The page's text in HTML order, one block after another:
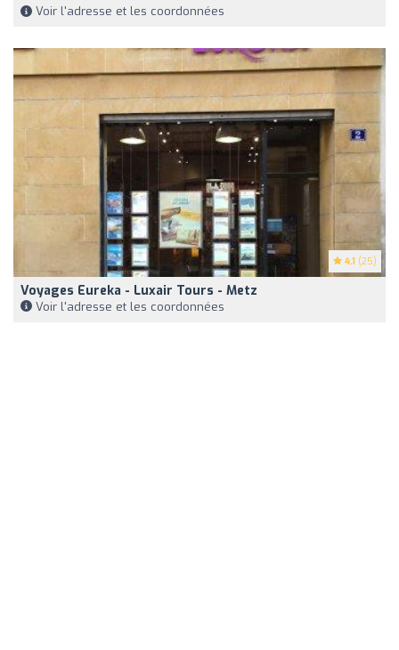
Voir l'adresse et les coordonnées
4.1 (25)
Voyages Eureka - Luxair Tours - Metz
Voir l'adresse et les coordonnées